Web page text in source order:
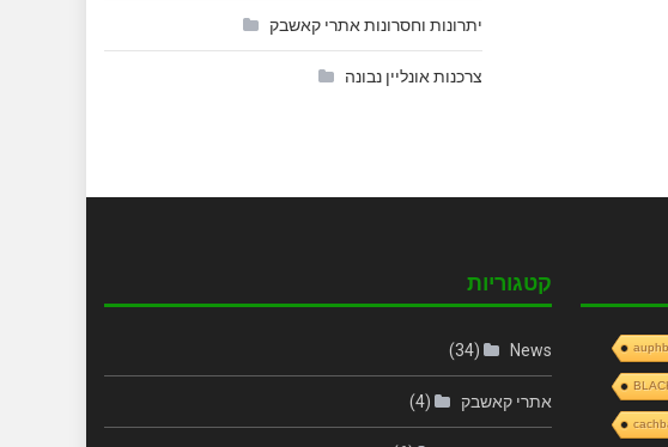
יתרונות וחסרונות אתרי קאשבק
צרכנות אונליין נבונה
קטגוריות
News
(34)
אתרי קאשבק (4)